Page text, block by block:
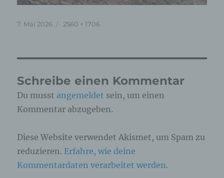
Veröffentlicht
7. Mai 2026 Originalgröße
2560 × 1706
Schreibe einen Kommentar
Du musst angemeldet sein, um einen
Kommentar abzugeben.
Diese Website verwendet Akismet, um Spam zu
reduzieren. Erfahre, wie deine
Kommentardaten verarbeitet werden.